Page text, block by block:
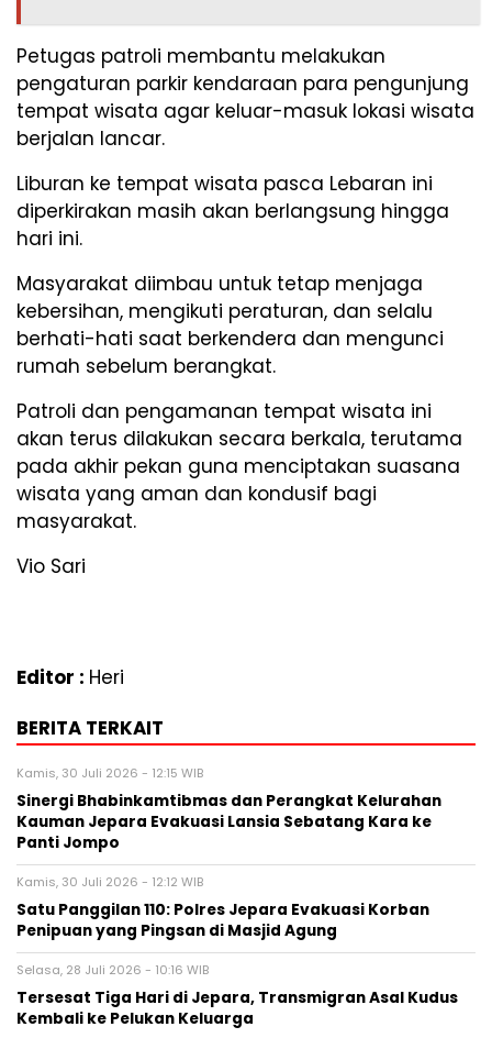
Petugas patroli membantu melakukan
pengaturan parkir kendaraan para pengunjung
tempat wisata agar keluar-masuk lokasi wisata
berjalan lancar.
Liburan ke tempat wisata pasca Lebaran ini
diperkirakan masih akan berlangsung hingga
hari ini.
Masyarakat diimbau untuk tetap menjaga
kebersihan, mengikuti peraturan, dan selalu
berhati-hati saat berkendera dan mengunci
rumah sebelum berangkat.
Patroli dan pengamanan tempat wisata ini
akan terus dilakukan secara berkala, terutama
pada akhir pekan guna menciptakan suasana
wisata yang aman dan kondusif bagi
masyarakat.
Vio Sari
Editor : Heri
BERITA TERKAIT
Kamis, 30 Juli 2026 - 12:15 WIB
Sinergi Bhabinkamtibmas dan Perangkat Kelurahan
Kauman Jepara Evakuasi Lansia Sebatang Kara ke
Panti Jompo
Kamis, 30 Juli 2026 - 12:12 WIB
Satu Panggilan 110: Polres Jepara Evakuasi Korban
Penipuan yang Pingsan di Masjid Agung
Selasa, 28 Juli 2026 - 10:16 WIB
Tersesat Tiga Hari di Jepara, Transmigran Asal Kudus
Kembali ke Pelukan Keluarga